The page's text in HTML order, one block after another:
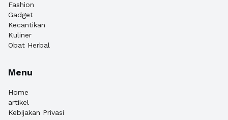
Fashion
Gadget
Kecantikan
Kuliner
Obat Herbal
Menu
Home
artikel
Kebijakan Privasi